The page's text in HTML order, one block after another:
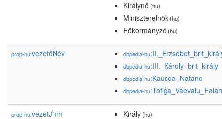
Királynő (hu)
Miniszterelnök(hu)
Főkormányzó (hu)
prop-hu:vezetőNév dbpedia-hu
dbpedia-hu:III._Károly_brit_király
dbpedia-hu:Kausea_Natano
dbpedia-hu
prop-hu:vezetᔜím Király(hu)